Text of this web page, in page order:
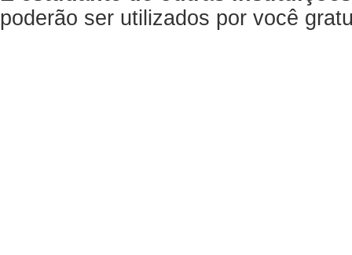
poderão ser utilizados por você